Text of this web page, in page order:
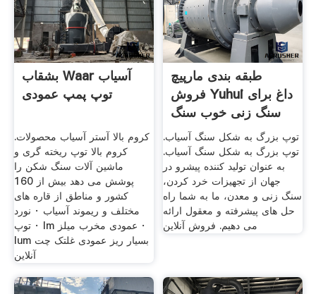
بشقاب Waar آسیاب
توپ پمپ عمودی
کروم بالا آستر آسیاب محصولات.
کروم بالا توپ ریخته گری و
ماشین آلات سنگ شکن را
پوشش می دهد بیش از 160
کشور و مناطق از قاره های
مختلف و ریموند آسیاب · نورد
توپ · lm عمودی مخرب میلز ·
lum بسیار ریز عمودی غلتک چت
آنلاین
طبقه بندی مارپیچ
فروش Yuhui داغ برای
سنگ زنی خوب سنگ
معدن
توپ بزرگ به شکل سنگ آسیاب.
توپ بزرگ به شکل سنگ آسیاب.
به عنوان تولید کننده پیشرو در
جهان از تجهیزات خرد کردن،
سنگ زنی و معدن، ما به شما راه
حل های پیشرفته و معقول ارائه
می دهیم. فروش آنلاین